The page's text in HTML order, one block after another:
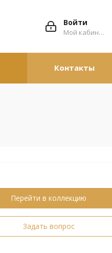
Войти
Мой кабинет
Контакты
Перейти в коллекцию
Задать вопрос